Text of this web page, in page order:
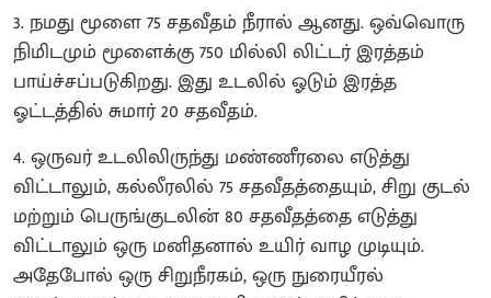
3. நமது மூளை 75 சதவீதம் நீரால் ஆனது. ஒவ்வொரு
நிமிடமும் மூளைக்கு 750 மில்லி லிட்டர் இரத்தம்
பாய்ச்சப்படுகிறது. இது உடலில் ஓடும் இரத்த
ஓட்டத்தில் சுமார் 20 சதவீதம்.
4. ஒருவர் உடலிலிருந்து மண்ணீரலை எடுத்து
விட்டாலும், கல்லீரலில் 75 சதவீதத்தையும், சிறு குடல்
மற்றும் பெருங்குடலின் 80 சதவீதத்தை எடுத்து
விட்டாலும் ஒரு மனிதனால் உயிர் வாழ முடியும்.
அதேபோல் ஒரு சிறுநீரகம், ஒரு நுரையீரல்